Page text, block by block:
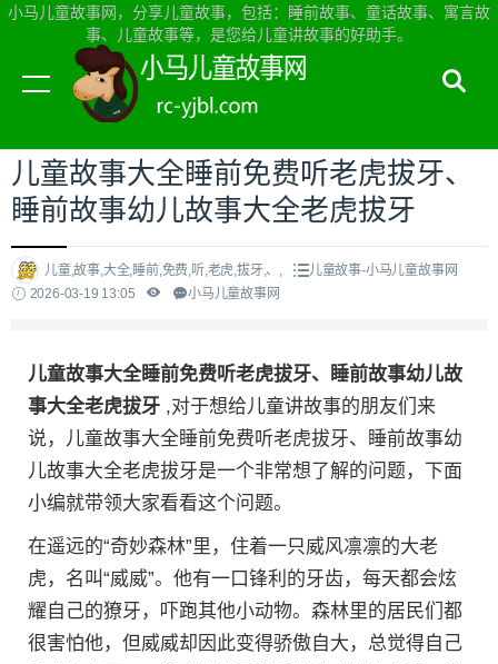
小马儿童故事网，分享儿童故事，包括：睡前故事、童话故事、寓言故
事、儿童故事等，是您给儿童讲故事的好助手。
当前位置：小马儿童故事网首页>儿童故事
儿童故事大全睡前免费听老虎拔牙、
睡前故事幼儿故事大全老虎拔牙
儿童,故事,大全,睡前,免费,听,老虎,拔牙,、,
儿童故事-小马儿童故事网
2026-03-19 13:05
小马儿童故事网
儿童故事大全睡前免费听老虎拔牙、睡前故事幼儿故
事大全老虎拔牙 ,对于想给儿童讲故事的朋友们来
说，儿童故事大全睡前免费听老虎拔牙、睡前故事幼
儿故事大全老虎拔牙是一个非常想了解的问题，下面
小编就带领大家看看这个问题。
在遥远的“奇妙森林”里，住着一只威风凛凛的大老
虎，名叫“威威”。他有一口锋利的牙齿，每天都会炫
耀自己的獠牙，吓跑其他小动物。森林里的居民们都
很害怕他，但威威却因此变得骄傲自大，总觉得自己